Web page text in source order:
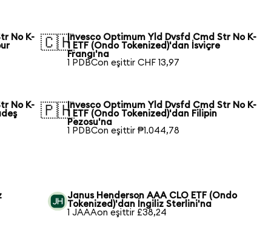
No K-
🇨🇭Invesco Optimum Yld Dvsfd Cmd Str No K-
1 ETF (Ondo Tokenized)'dan İsviçre
Frangı'na
1 PDBCon eşittir CHF 13,97
No K-
🇵🇭Invesco Optimum Yld Dvsfd Cmd Str No K-
1 ETF (Ondo Tokenized)'dan Filipin
Pezosu'na
1 PDBCon eşittir ₱1.044,78
Janus Henderson AAA CLO ETF (Ondo
Tokenized)'dan İngiliz Sterlini'na
1 JAAAon eşittir £38,24